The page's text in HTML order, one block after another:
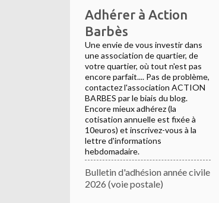
Adhérer à Action
Barbès
Une envie de vous investir dans
une association de quartier, de
votre quartier, où tout n'est pas
encore parfait.... Pas de problème,
contactez l'association ACTION
BARBES par le biais du blog.
Encore mieux adhérez (la
cotisation annuelle est fixée à
10euros) et inscrivez-vous à la
lettre d'informations
hebdomadaire.
Bulletin d'adhésion année civile
2026 (voie postale)